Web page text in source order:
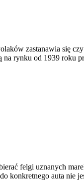
zastanawia się
na rynku od 1939 roku
felgi uznanych
konkretnego auta nie